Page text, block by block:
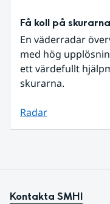
Få koll på skurarna
En väderradar
med hög
ett värdefullt
skurarna.
Radar
Kontakta SMHI